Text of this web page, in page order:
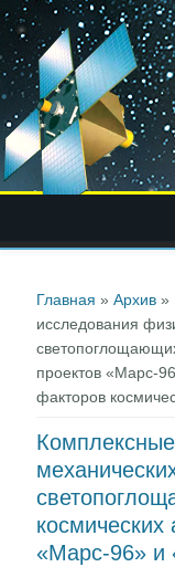
Главная »Архив »
исследования
проектов «Марс-
факторов
космических
«Марс-96» и